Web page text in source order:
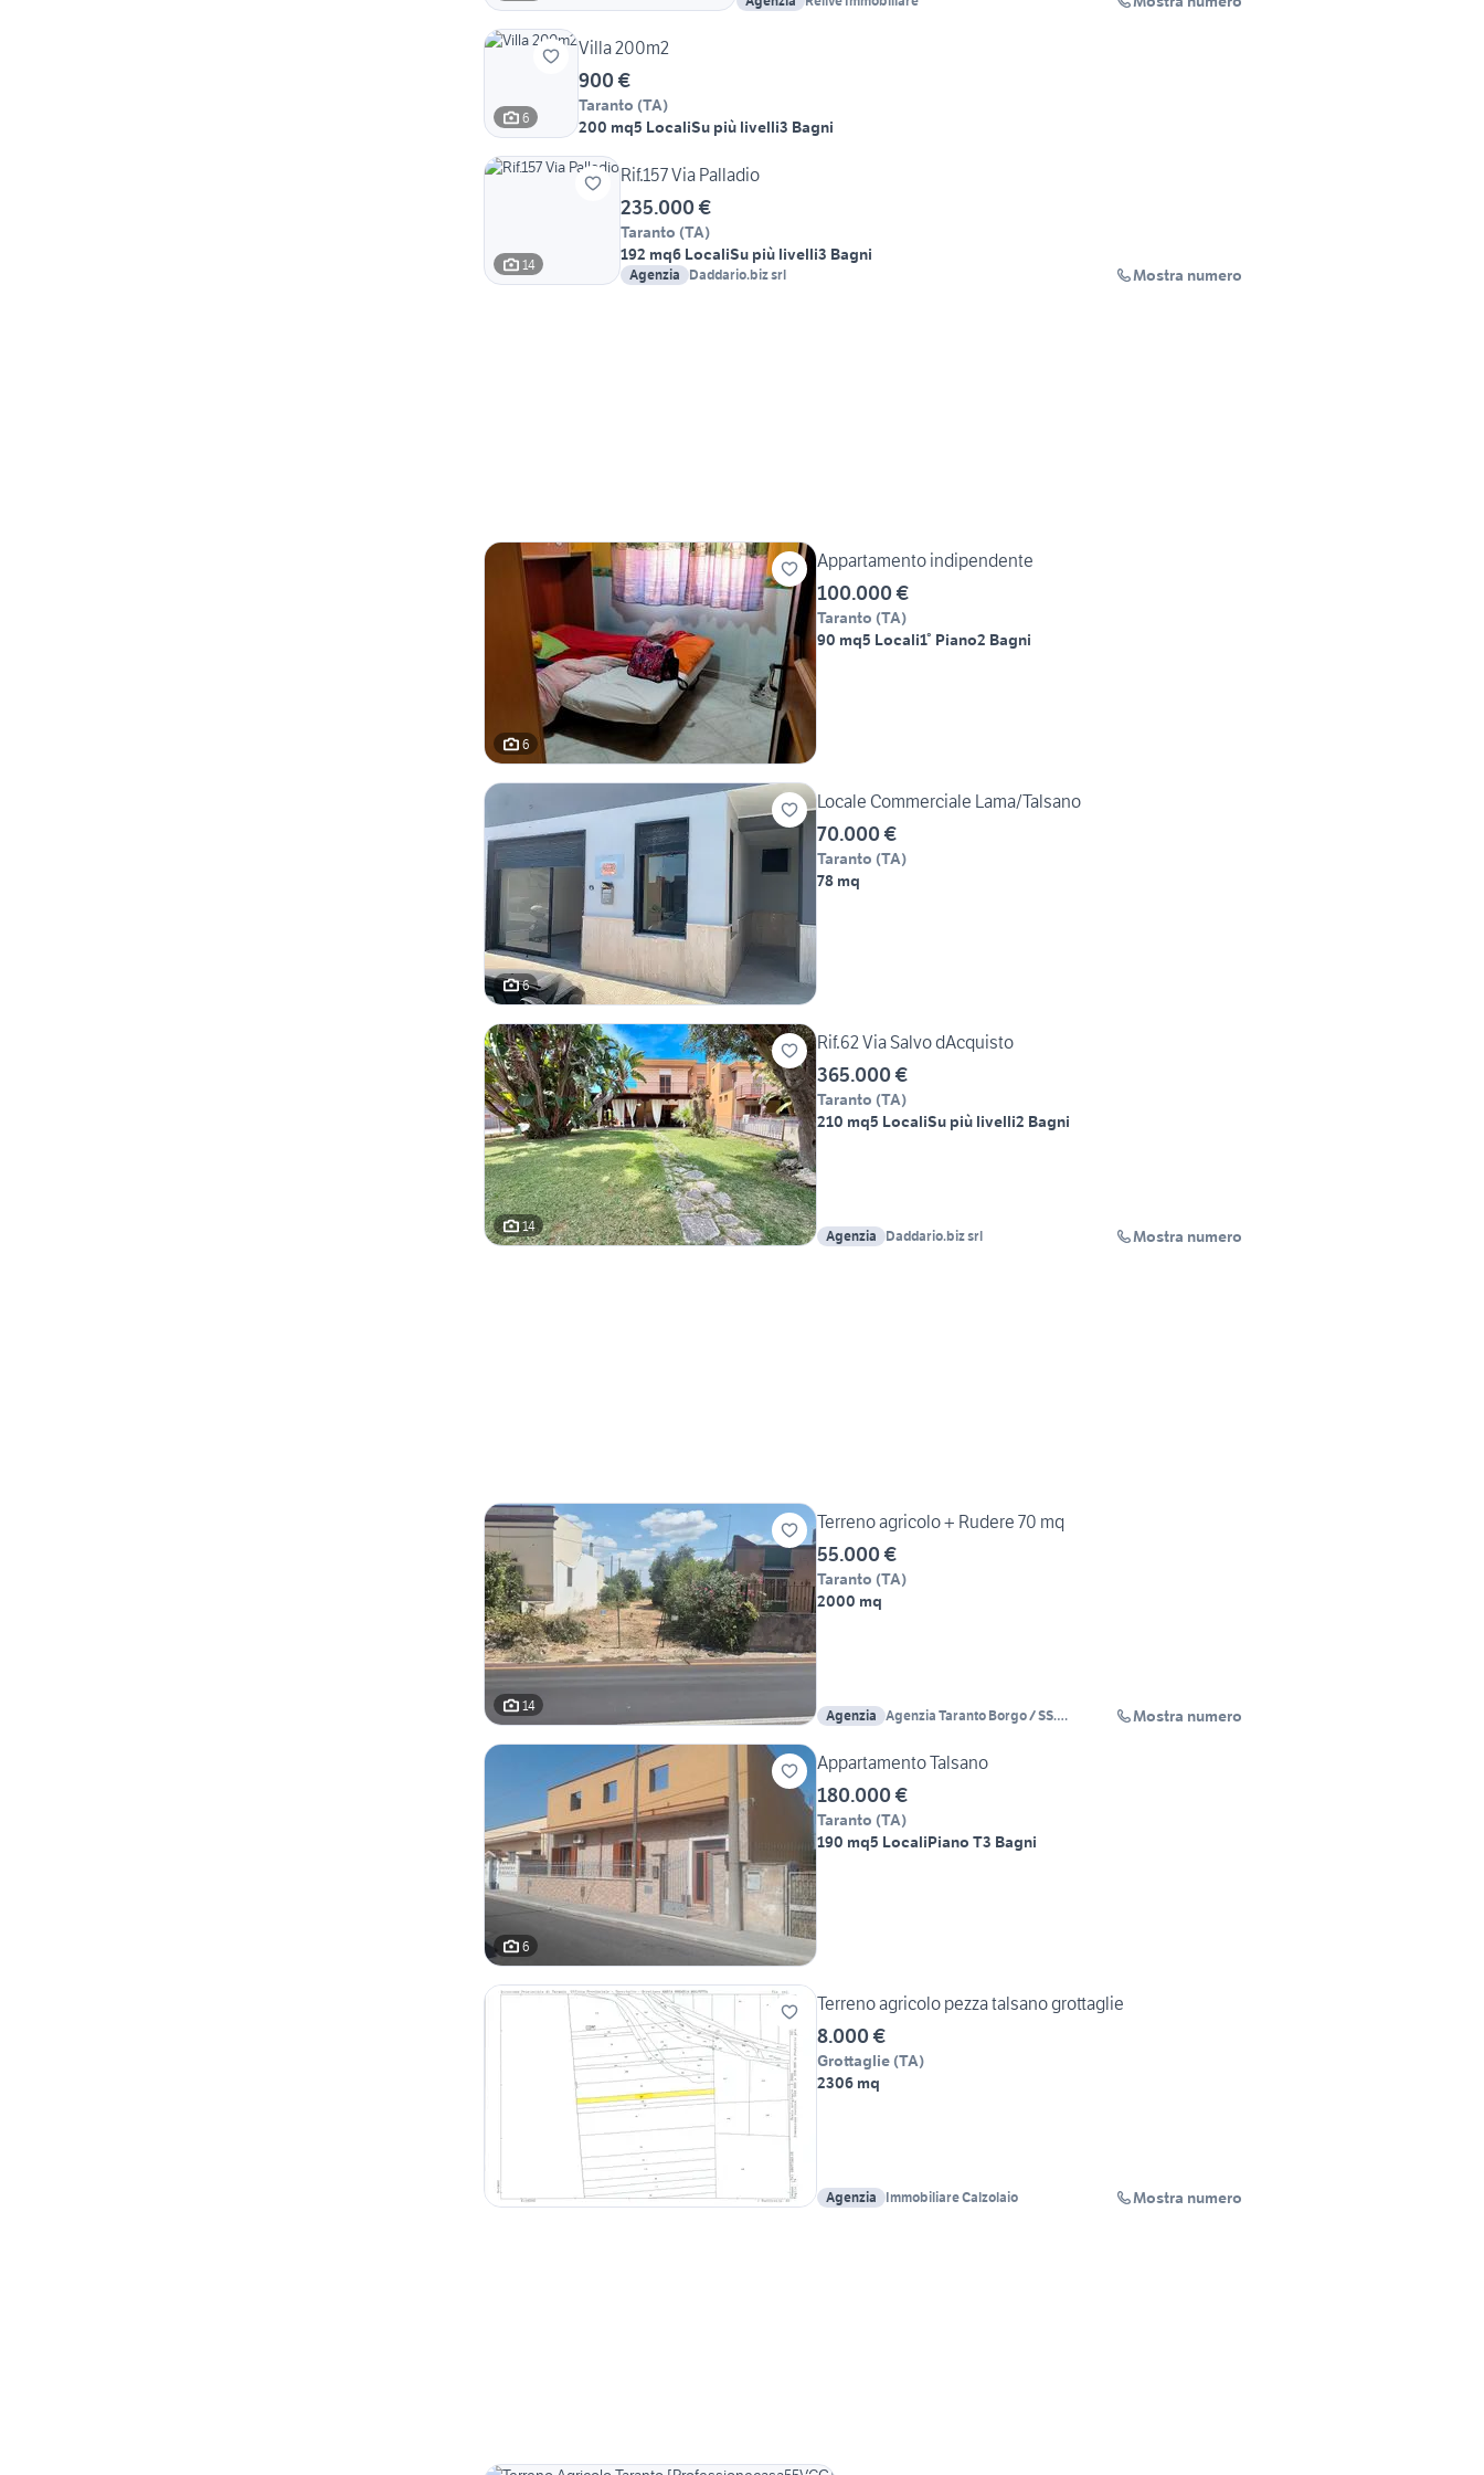
6
Villa 200m2
900 €
Taranto (TA)
200 mq5 LocaliSu più livelli3 Bagni
14
Rif.157 Via Palladio
235.000 €
Taranto (TA)
192 mq6 LocaliSu più livelli3 Bagni
Agenzia Daddario.biz srl Mostra numero
6
Appartamento indipendente
100.000 €
Taranto (TA)
90 mq5 Locali1° Piano2 Bagni
6
Locale Commerciale Lama/Talsano
70.000 €
Taranto (TA)
78 mq
14
Rif.62 Via Salvo dAcquisto
365.000 €
Taranto (TA)
210 mq5 LocaliSu più livelli2 Bagni
Agenzia Daddario.biz srl Mostra numero
14
Terreno agricolo + Rudere 70 mq
55.000 €
Taranto (TA)
2000 mq
Agenzia Agenzia Taranto Borgo / SS.
Mostra numero
6
Appartamento Talsano
180.000 €
Taranto (TA)
190 mq5 LocaliPiano T3 Bagni
Terreno agricolo pezza talsano grottaglie
8.000 €
Grottaglie (TA)
2306 mq
Agenzia Immobiliare Calzolaio Mostra numero